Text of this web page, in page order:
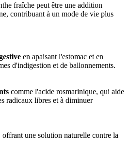
fraîche peut être une addition
contribuant à un mode de vie plus
en apaisant l'estomac et en
d'indigestion et de ballonnements.
comme l'acide rosmarinique, qui aide
radicaux libres et à diminuer
offrant une solution naturelle contre la